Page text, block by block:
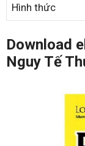
Hình thức
Download
Nguy Tế